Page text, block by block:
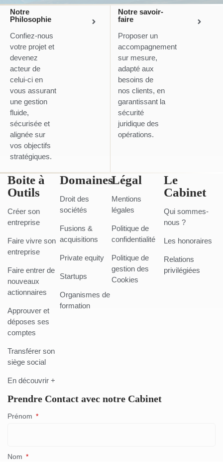
En savoir plus
Notre
Philosophie
Confiez-nous
votre projet et
devenez
acteur de
celui-ci en
vous assurant
une gestion
fluide,
sécurisée et
alignée sur
vos objectifs
stratégiques.
Notre savoir-
faire
Proposer un
accompagnement
sur mesure,
adapté aux
besoins de
nos clients, en
garantissant la
sécurité
juridique des
opérations.
Boite à
Outils
Créer son
entreprise
Faire vivre son
entreprise
Faire entrer de
nouveaux
actionnaires
Approuver et
déposes ses
comptes
Transférer son
siège social
En découvrir +
Domaines
Droit des
sociétés
Fusions &
acquisitions
Private equity
Startups
Organismes de
formation
Légal
Mentions
légales
Politique de
confidentialité
Politique de
gestion des
Cookies
Le
Cabinet
Qui sommes-
nous ?
Les honoraires
Relations
privilégiées
Prendre Contact avec notre Cabinet
Prénom
Nom